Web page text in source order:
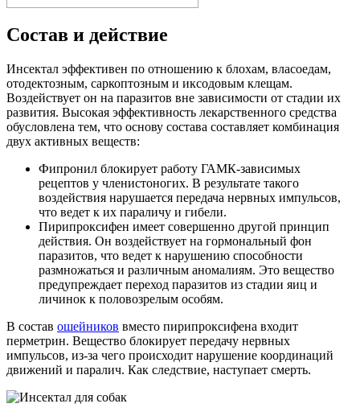
Состав и действие
Инсектал эффективен по отношению к блохам, власоедам,
отодектозным, саркоптозным и иксодовым клещам.
Воздействует он на паразитов вне зависимости от стадии их
развития. Высокая эффективность лекарственного средства
обусловлена тем, что основу состава составляет комбинация
двух активных веществ:
Фипронил блокирует работу ГАМК-зависимых
рецептов у членистоногих. В результате такого
воздействия нарушается передача нервных импульсов,
что ведет к их параличу и гибели.
Пирипроксифен имеет совершенно другой принцип
действия. Он воздействует на гормональный фон
паразитов, что ведет к нарушению способности
размножаться и различным аномалиям. Это вещество
предупреждает переход паразитов из стадии яиц и
личинок к половозрелым особям.
В состав ошейников вместо пирипроксифена входит
перметрин. Вещество блокирует передачу нервных
импульсов, из-за чего происходит нарушение координаций
движений и паралич. Как следствие, наступает смерть.